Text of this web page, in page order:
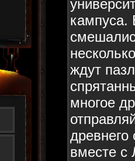
кампуса.
ждут
многое
вместе с